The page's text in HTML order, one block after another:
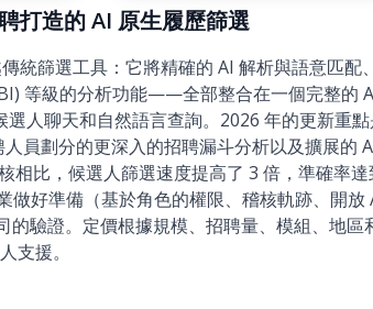
打造的 AI 原生履歷篩選
篩選工具：它將精確的 AI 解析與語意匹配
等級的分析功能——全部整合在一個完整的
人聊天和自然語言查詢。2026 年的更新重
員劃分的更深入的招聘漏斗分析以及擴展的
比，候選人篩選速度提高了 3 倍，準確率達
做好準備（基於角色的權限、稽核軌跡、開放
驗證。定價根據規模、招聘量、模組、地區
支援。